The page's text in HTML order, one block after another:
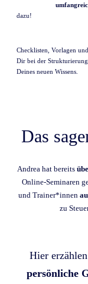
dazu!
Checklisten, Vorlagen
Dir bei der
Deines neuen Wissens.
Das
Andrea hat bereits
Online-Seminaren
und Trainer*innen
zu
Hier
persönliche